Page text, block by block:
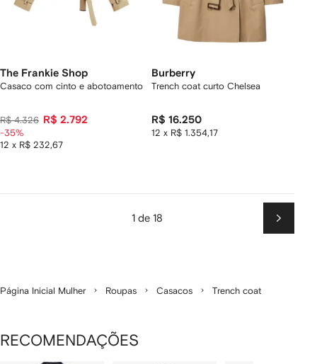
The Frankie Shop
Casaco com cinto e abotoamento
R$ 4.326 R$ 2.792
12 x R$ 232,67
-35%
Burberry
Trench coat curto Chelsea
R$ 16.250
12 x R$ 1.354,17
1 de 18
Página Inicial Mulher Roupas Casacos Trench coat
RECOMENDAÇÕES